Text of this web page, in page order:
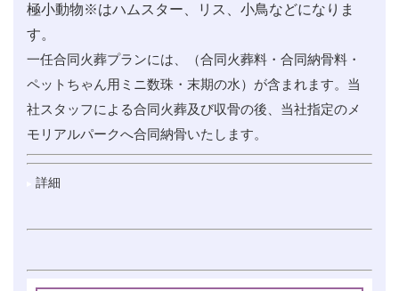
極小動物※はハムスター、リス、小鳥などになりま
す。
一任合同火葬プランには、（合同火葬料・合同納骨料・
ペットちゃん用ミニ数珠・末期の水）が含まれます。当
社スタッフによる合同火葬及び収骨の後、当社指定のメ
モリアルパークへ合同納骨いたします。
詳細